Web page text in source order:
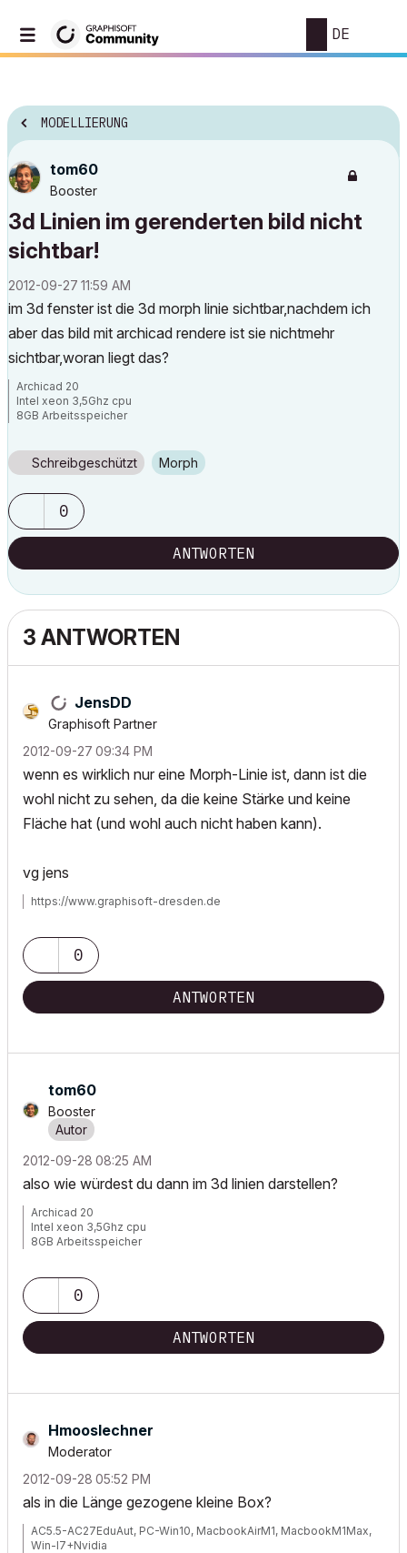
DE
MODELLIERUNG
tom60
Booster
3d Linien im gerenderten bild nicht
sichtbar!
‎2012-09-27 11:59 AM
im 3d fenster ist die 3d morph linie sichtbar,nachdem ich
aber das bild mit archicad rendere ist sie nichtmehr
sichtbar,woran liegt das?
Archicad 20
Intel xeon 3,5Ghz cpu
8GB Arbeitsspeicher
Schreibgeschützt Morph
0
ANTWORTEN
3 ANTWORTEN
JensDD
Graphisoft Partner
‎2012-09-27 09:34 PM
wenn es wirklich nur eine Morph-Linie ist, dann ist die
wohl nicht zu sehen, da die keine Stärke und keine
Fläche hat (und wohl auch nicht haben kann).
vg jens
https://www.graphisoft-dresden.de
0
ANTWORTEN
tom60
Booster
‎2012-09-28 08:25 AM
also wie würdest du dann im 3d linien darstellen?
Archicad 20
Intel xeon 3,5Ghz cpu
8GB Arbeitsspeicher
0
ANTWORTEN
Hmooslechner
Moderator
‎2012-09-28 05:52 PM
als in die Länge gezogene kleine Box?
AC5.5-AC27EduAut, PC-Win10, MacbookAirM1, MacbookM1Max,
Win-I7+Nvidia